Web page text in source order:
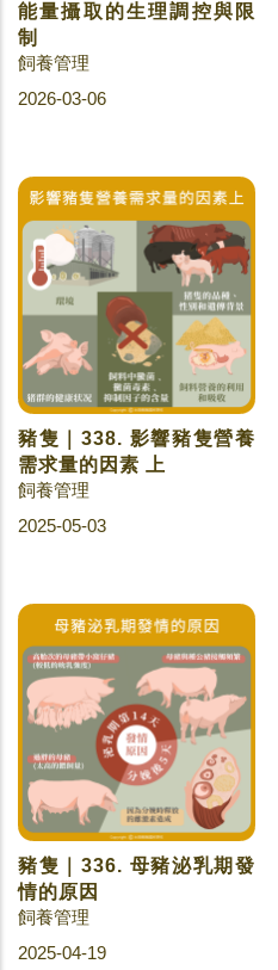
能量攝取的生理調控與限
制
飼養管理
2026-03-06
豬隻｜338. 影響豬隻營養
需求量的因素 上
飼養管理
2025-05-03
豬隻｜336. 母豬泌乳期發
情的原因
飼養管理
2025-04-19